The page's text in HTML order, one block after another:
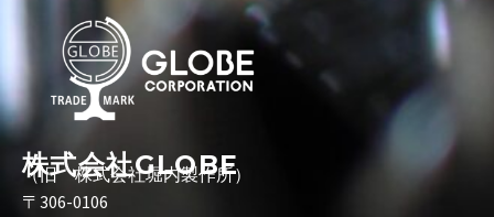
株式会社GLOBE
（旧 株式会社堀内製作所）
〒306-0106